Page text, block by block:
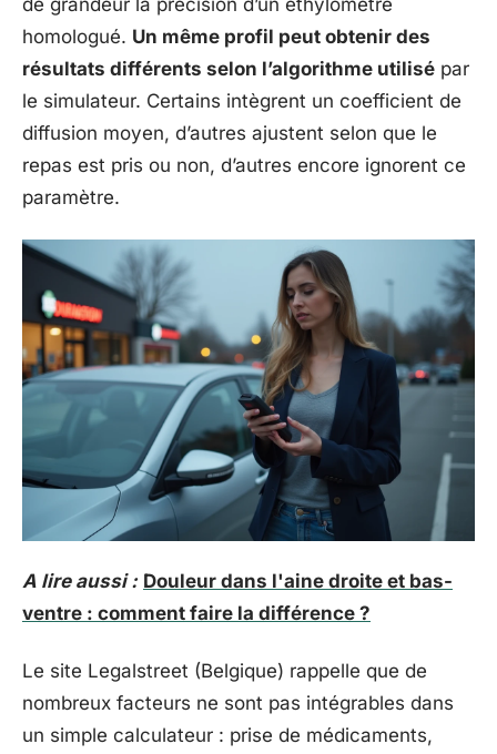
de grandeur la précision d’un éthylomètre
homologué. Un même profil peut obtenir des
résultats différents selon l’algorithme utilisé par
le simulateur. Certains intègrent un coefficient de
diffusion moyen, d’autres ajustent selon que le
repas est pris ou non, d’autres encore ignorent ce
paramètre.
A lire aussi : Douleur dans l'aine droite et bas-
ventre : comment faire la différence ?
Le site Legalstreet (Belgique) rappelle que de
nombreux facteurs ne sont pas intégrables dans
un simple calculateur : prise de médicaments,